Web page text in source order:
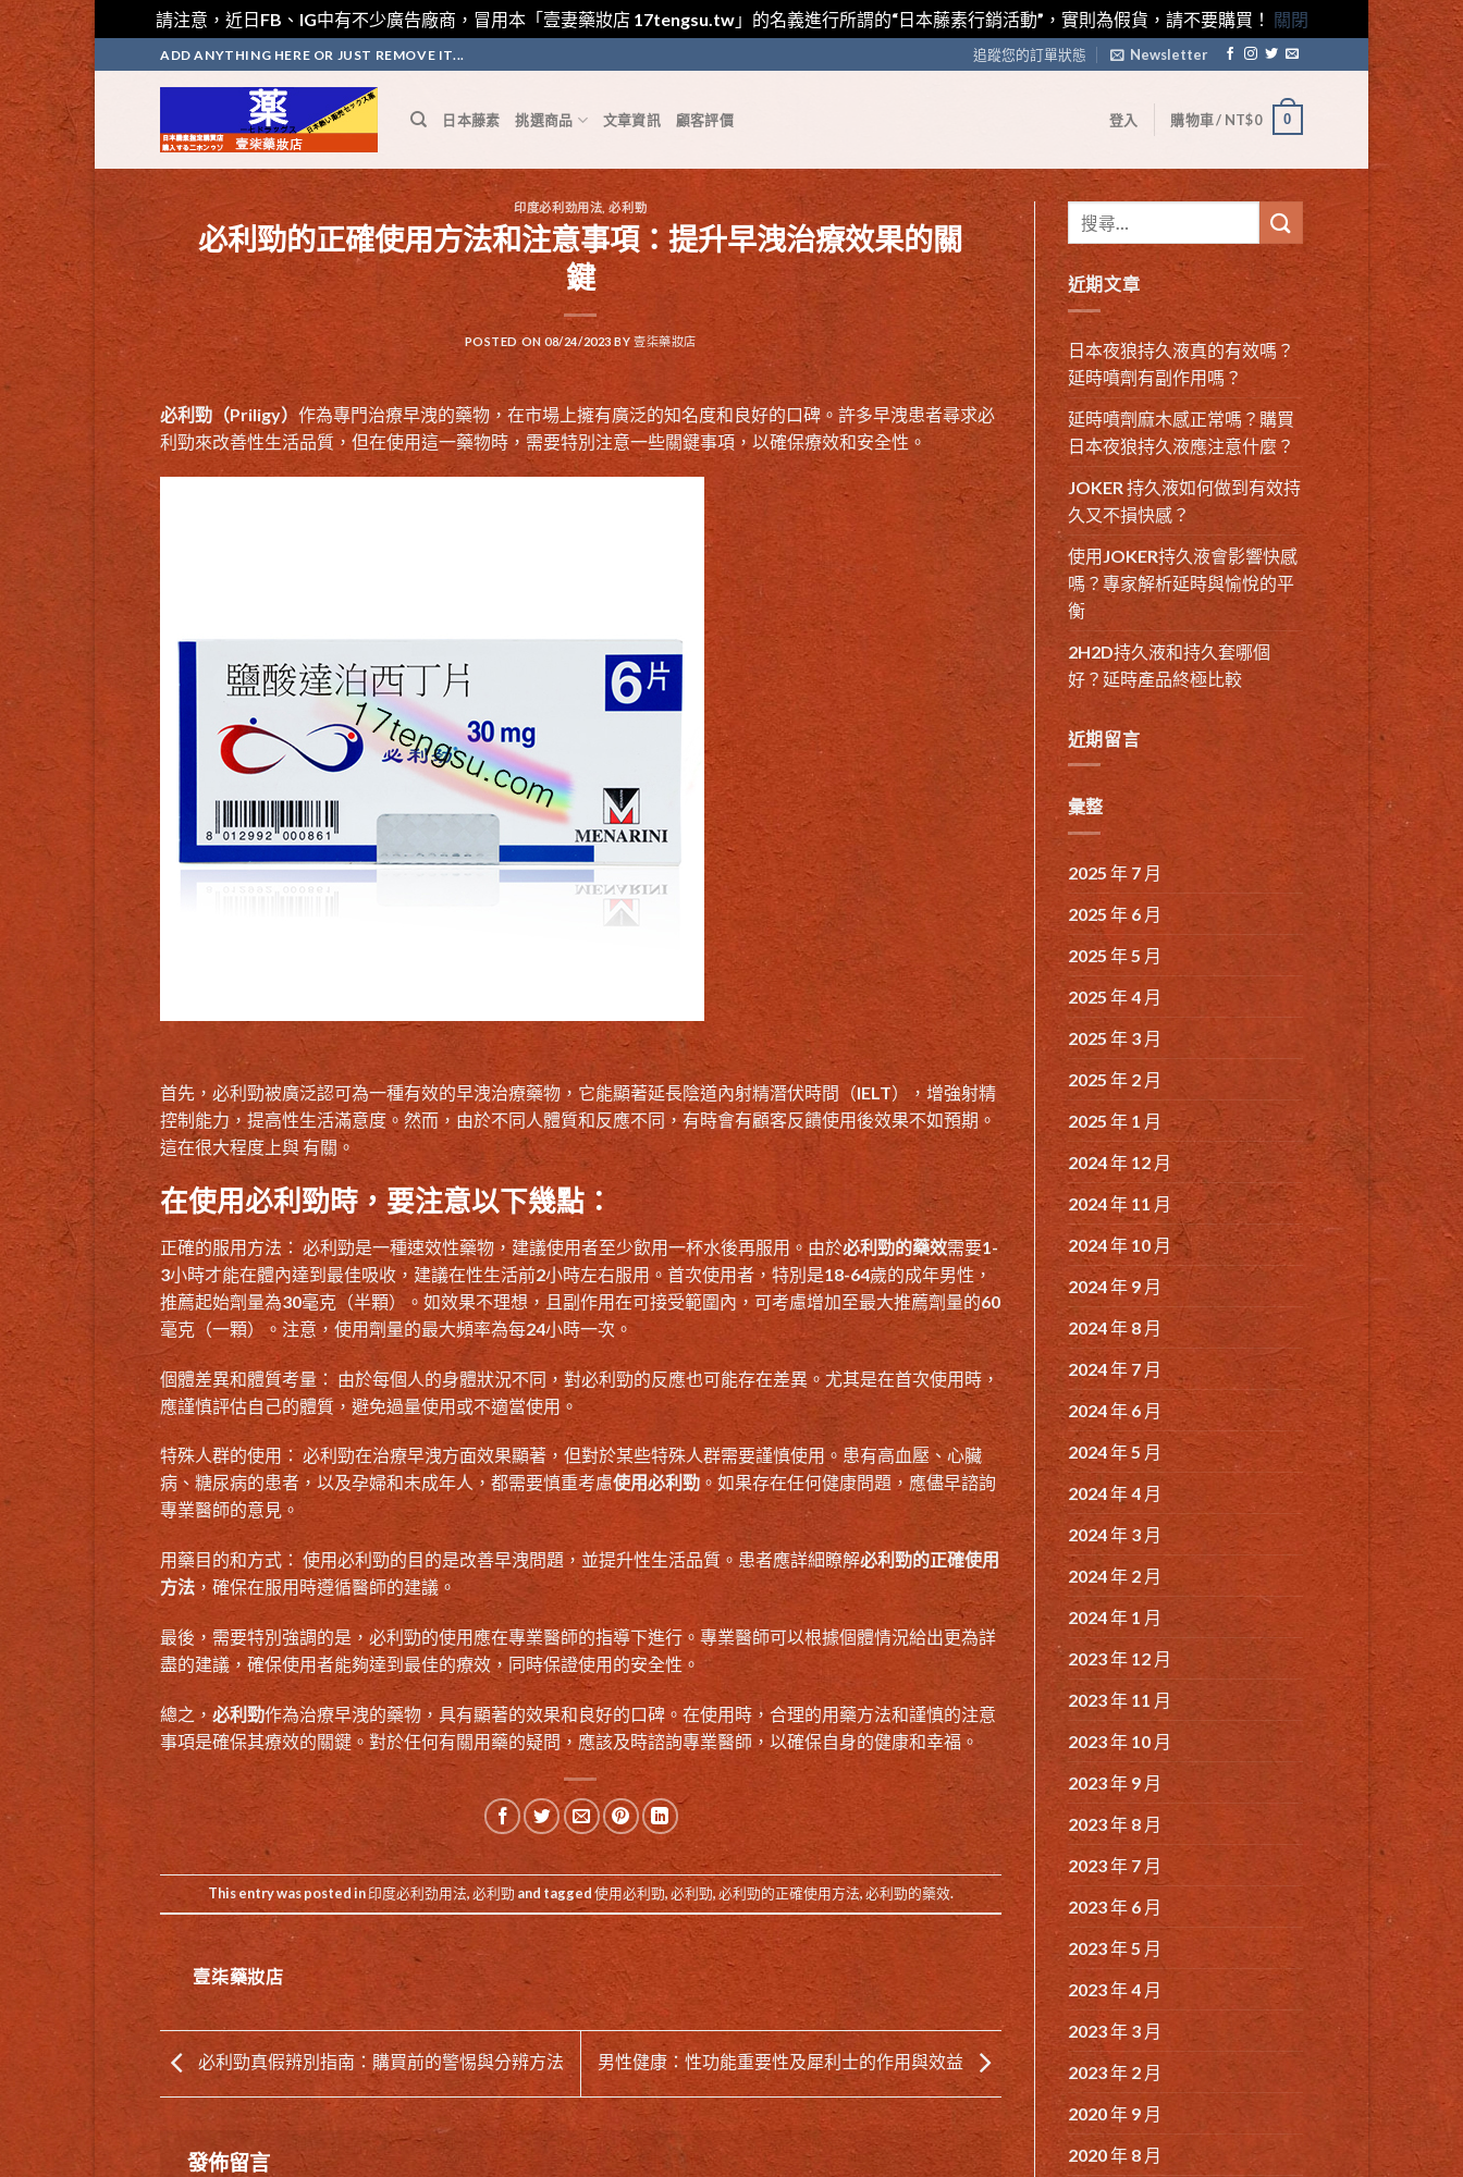
請注意，近日FB、IG中有不少廣告廠商，冒用本「壹妻藥妝店 17tengsu.tw」的名義進行所謂的“日本藤素行銷活動”，實則為假貨，請不要購買！ 關閉
to
ADD ANYTHING HERE OR JUST REMOVE IT... 追蹤您的訂單狀態 Newsletter
日本藤素 挑選商品 文章資訊 顧客評價 登入 購物車 / NT$0 0
印度必利劲用法 ,必利勁
必利勁的正確使用方法和注意事項：提升早洩治療效果的關
鍵
POSTED ON08/24/2023BY壹柒藥妝店
必利勁（Priligy） 作為專門治療早洩的藥物，在市場上擁有廣泛的知名度和良好的口碑。許多早洩患者尋求必
利勁來改善性生活品質，但在使用這一藥物時，需要特別注意一些關鍵事項，以確保療效和安全性。
首先，必利勁被廣泛認可為一種有效的早洩治療藥物，它能顯著延長陰道內射精潛伏時間（IELT），增強射精
控制能力，提高性生活滿意度。然而，由於不同人體質和反應不同，有時會有顧客反饋使用後效果不如預期。
這在很大程度上與有關。
在使用必利勁時，要注意以下幾點：
正確的服用方法： 必利勁是一種速效性藥物，建議使用者至少飲用一杯水後再服用。由於必利勁的藥效需要1-
3小時才能在體內達到最佳吸收，建議在性生活前2小時左右服用。首次使用者，特別是18-64歲的成年男性，
推薦起始劑量為30毫克（半顆）。如效果不理想，且副作用在可接受範圍內，可考慮增加至最大推薦劑量的60
毫克（一顆）。注意，使用劑量的最大頻率為每24小時一次。
個體差異和體質考量： 由於每個人的身體狀況不同，對必利勁的反應也可能存在差異。尤其是在首次使用時，
應謹慎評估自己的體質，避免過量使用或不適當使用。
特殊人群的使用： 必利勁在治療早洩方面效果顯著，但對於某些特殊人群需要謹慎使用。患有高血壓、心臟
病、糖尿病的患者，以及孕婦和未成年人，都需要慎重考慮使用必利勁 。如果存在任何健康問題，應儘早諮詢
專業醫師的意見。
用藥目的和方式： 使用必利勁的目的是改善早洩問題，並提升性生活品質。患者應詳細瞭解必利勁的正確使用
方法，確保在服用時遵循醫師的建議。
最後，需要特別強調的是，必利勁的使用應在專業醫師的指導下進行。專業醫師可以根據個體情況給出更為詳
盡的建議，確保使用者能夠達到最佳的療效，同時保證使用的安全性。
總之，必利勁作為治療早洩的藥物，具有顯著的效果和良好的口碑。在使用時，合理的用藥方法和謹慎的注意
事項是確保其療效的關鍵。對於任何有關用藥的疑問，應該及時諮詢專業醫師，以確保自身的健康和幸福。
This entry was posted in印度必利劲用法,必利勁 and tagged使用必利勁,必利勁,必利勁的正確使用方法,必利勁的藥效.
壹柒藥妝店
必利勁真假辨別指南：購買前的警惕與分辨方法 男性健康：性功能重要性及犀利士的作用與效益
發佈留言
近期文章
日本夜狼持久液真的有效嗎？
延時噴劑有副作用嗎？
延時噴劑麻木感正常嗎？購買
日本夜狼持久液應注意什麼？
JOKER 持久液如何做到有效持
久又不損快感？
使用JOKER持久液會影響快感
嗎？專家解析延時與愉悅的平
衡
2H2D持久液和持久套哪個
好？延時產品終極比較
近期留言
彙整
2025 年 7 月
2025 年 6 月
2025 年 5 月
2025 年 4 月
2025 年 3 月
2025 年 2 月
2025 年 1 月
2024 年 12 月
2024 年 11 月
2024 年 10 月
2024 年 9 月
2024 年 8 月
2024 年 7 月
2024 年 6 月
2024 年 5 月
2024 年 4 月
2024 年 3 月
2024 年 2 月
2024 年 1 月
2023 年 12 月
2023 年 11 月
2023 年 10 月
2023 年 9 月
2023 年 8 月
2023 年 7 月
2023 年 6 月
2023 年 5 月
2023 年 4 月
2023 年 3 月
2023 年 2 月
2020 年 9 月
2020 年 8 月